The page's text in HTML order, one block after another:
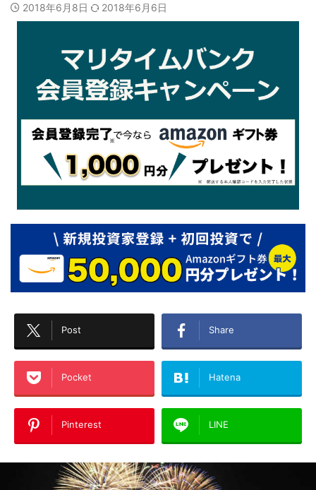
2018年6月8日 2018年6月6日
Post Share
Pocket Hatena
Pinterest LINE